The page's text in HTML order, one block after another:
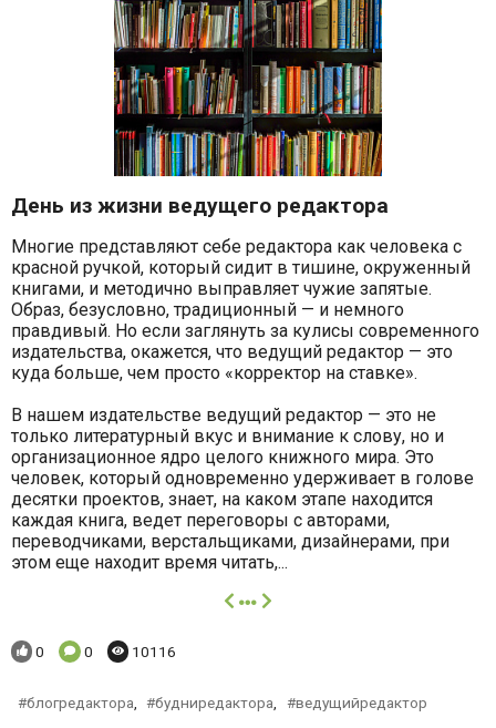
День из жизни ведущего редактора
Многие представляют себе редактора как человека с
красной ручкой, который сидит в тишине, окруженный
книгами, и методично выправляет чужие запятые.
Образ, безусловно, традиционный — и немного
правдивый. Но если заглянуть за кулисы современного
издательства, окажется, что ведущий редактор — это
куда больше, чем просто «корректор на ставке».
В нашем издательстве ведущий редактор — это не
только литературный вкус и внимание к слову, но и
организационное ядро целого книжного мира. Это
человек, который одновременно удерживает в голове
десятки проектов, знает, на каком этапе находится
каждая книга, ведет переговоры с авторами,
переводчиками, верстальщиками, дизайнерами, при
этом еще находит время читать,...
далее
Понравилось:
0 Комментариев:
0 Просмотров:
10116
блогредактора будниредактора ведущийредактор